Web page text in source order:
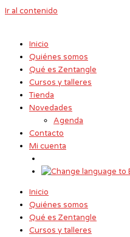
Ir al contenido
Inicio
Quiénes somos
Qué es Zentangle
Cursos y talleres
Tienda
Novedades
Agenda
Contacto
Mi cuenta
Inicio
Quiénes somos
Qué es Zentangle
Cursos y talleres